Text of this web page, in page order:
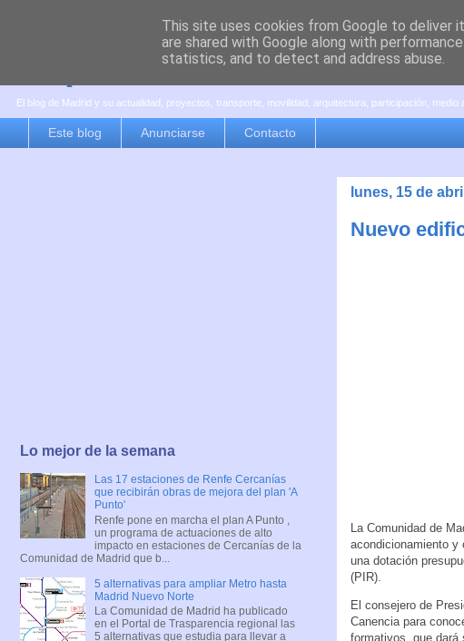
es por madrid
El blog de Madrid y su actualidad, proyectos, transporte, movilidad, arquitectura, participación, medio
Este blog Anunciarse Contacto
lunes, 15 de
Nuevo
La Comunidad de
acondicionamiento y
una dotación
(PIR).
El consejero de
Canencia para
formativos, que dará
Lo mejor de la semana
Las 17 estaciones de Renfe Cercanías
que recibirán obras de mejora del plan 'A
Punto'
Renfe pone en marcha el plan A Punto ,
un programa de actuaciones de alto
impacto en estaciones de Cercanías de la
Comunidad de Madrid que b...
5 alternativas para ampliar Metro hasta
Madrid Nuevo Norte
La Comunidad de Madrid ha publicado
en el Portal de Trasparencia regional las
5 alternativas que estudia para llevar a
This site uses cookies from Google to deliver
are shared with Google along with
statistics, and to detect and address abuse.